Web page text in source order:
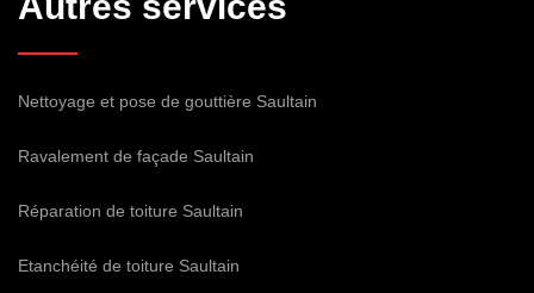
Nettoyage et pose de gouttière Saultain
Ravalement de façade Saultain
Réparation de toiture Saultain
Etanchéité de toiture Saultain